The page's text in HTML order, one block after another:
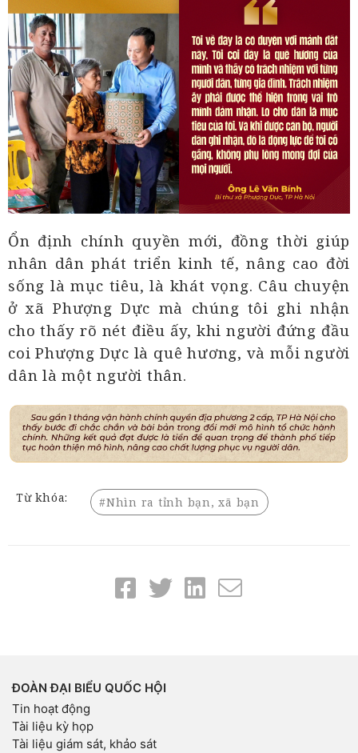
Ổn định chính quyền mới, đồng thời giúp
nhân dân phát triển kinh tế, nâng cao đời
sống là mục tiêu, là khát vọng. Câu chuyện
ở xã Phượng Dực mà chúng tôi ghi nhận
cho thấy rõ nét điều ấy, khi người đứng đầu
coi Phượng Dực là quê hương, và mỗi người
dân là một người thân.
Từ khóa: Nhìn ra tỉnh bạn, xã bạn
ĐOÀN ĐẠI BIỂU QUỐC HỘI
Tin hoạt động
Tài liệu kỳ họp
Tài liệu giám sát, khảo sát